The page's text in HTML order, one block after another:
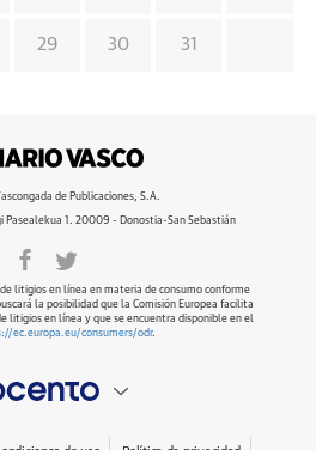
29 30 31
de Publicaciones, S.A.
Pasealekua 1. 20009 - Donostia-San Sebastián
litigios en línea en materia de consumo conforme
la posibilidad que la Comisión Europea facilita
litigios en línea y que se encuentra disponible en el
ec.europa.eu/consumers/odr.